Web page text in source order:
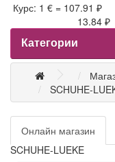
Курс: 1 € =
13.84
Категории
SCHUHE-
Онлайн магазин
SCHUHE-LUEKE